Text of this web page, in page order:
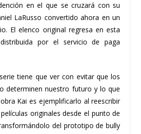
en el que se cruzará con su
LaRusso convertido ahora en un
El elenco original regresa en esta
por el servicio de paga
tiene que ver con evitar que los
determinen nuestro futuro y lo que
Kai es ejemplificarlo al reescribir
originales desde el punto de
del prototipo de bully